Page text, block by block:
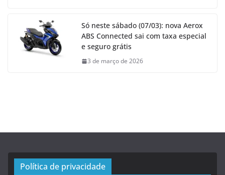
Só neste sábado (07/03): nova Aerox
ABS Connected sai com taxa especial
e seguro grátis
3 de março de 2026
Política de privacidade